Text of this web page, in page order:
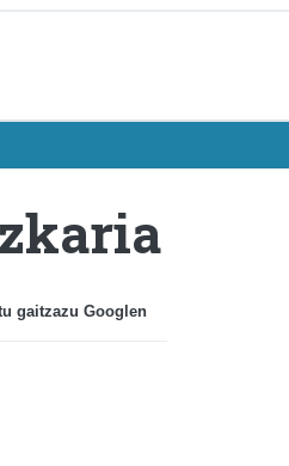
gaitzazu Googlen